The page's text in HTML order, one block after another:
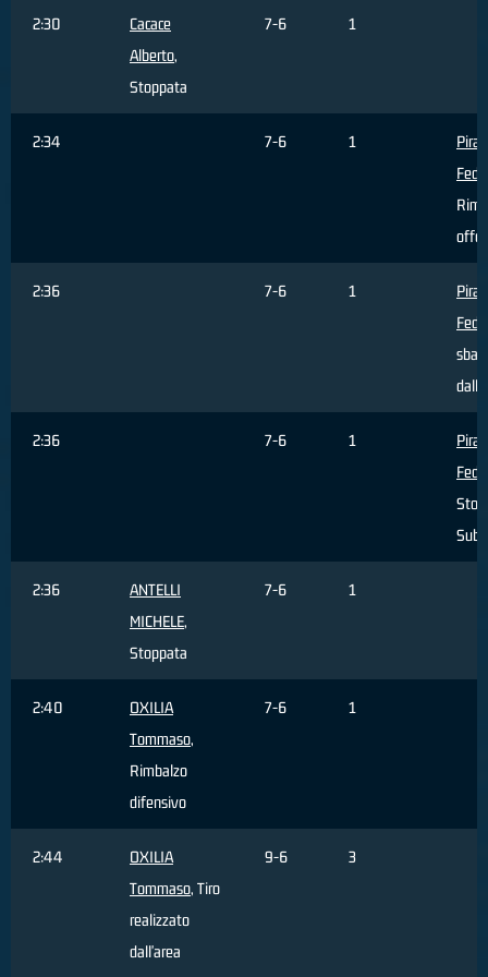
2:30
Cacace
Alberto,
Stoppata
7-6 1
2:34 7-6 1
2:36 7-6 1
2:36 7-6 1
2:36
ANTELLI
MICHELE,
Stoppata
7-6 1
2:40
OXILIA
Tommaso,
Rimbalzo
difensivo
7-6 1
2:44
OXILIA
Tommaso, Tiro
realizzato
dall'area
9-6 3